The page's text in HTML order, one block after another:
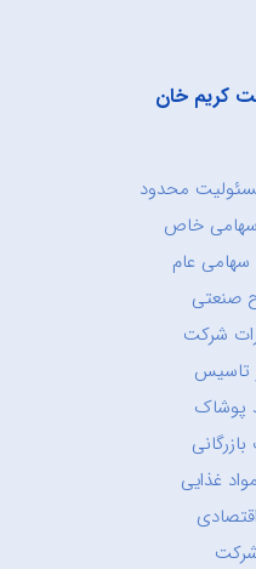
کریم خان
محدود
خاص
عام
صنعتی
شرکت
تاسیس
پوشاک
غذایی